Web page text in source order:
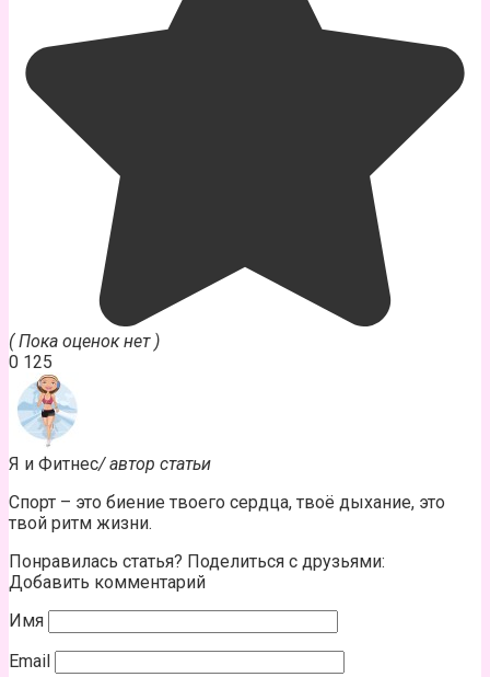
( Пока оценок нет )
0 125
Я и Фитнес/ автор статьи
Спорт – это биение твоего сердца, твоё дыхание, это
твой ритм жизни.
Понравилась статья? Поделиться с друзьями:
Добавить комментарий
Имя
Email